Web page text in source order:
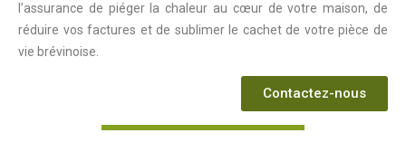
l’assurance de piéger la chaleur au cœur de votre maison, de
réduire vos factures et de sublimer le cachet de votre pièce de
vie brévinoise.
Contactez-nous